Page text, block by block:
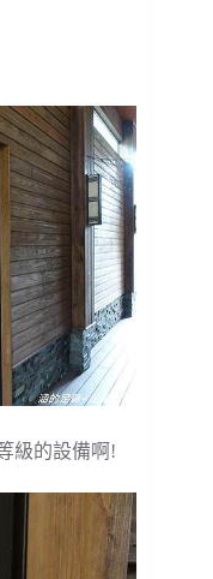
級的設備啊!